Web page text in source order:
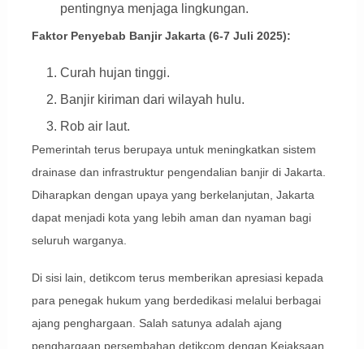
pentingnya menjaga lingkungan.
Faktor Penyebab Banjir Jakarta (6-7 Juli 2025):
Curah hujan tinggi.
Banjir kiriman dari wilayah hulu.
Rob air laut.
Pemerintah terus berupaya untuk meningkatkan sistem
drainase dan infrastruktur pengendalian banjir di Jakarta.
Diharapkan dengan upaya yang berkelanjutan, Jakarta
dapat menjadi kota yang lebih aman dan nyaman bagi
seluruh warganya.
Di sisi lain, detikcom terus memberikan apresiasi kepada
para penegak hukum yang berdedikasi melalui berbagai
ajang penghargaan. Salah satunya adalah ajang
penghargaan persembahan detikcom dengan Kejaksaan